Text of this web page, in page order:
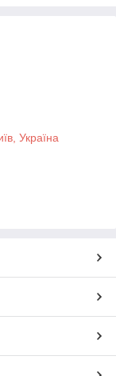
виробничих
для
Україна